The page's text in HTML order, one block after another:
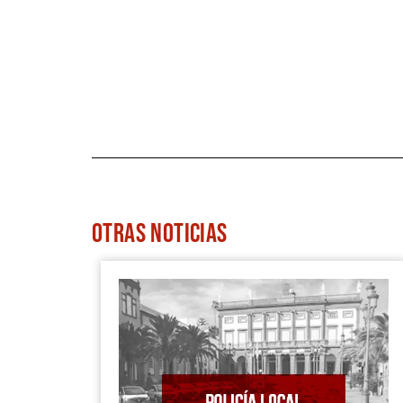
OTRASNOTICIAS